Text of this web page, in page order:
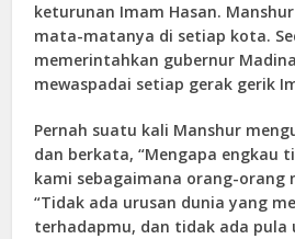
keturunan Imam Hasan.
mata-matanya di setiap kota.
memerintahkan gubernur
mewaspadai setiap gerak gerik
Pernah suatu kali Manshur
dan berkata, “Mengapa engkau
kami sebagaimana orang-orang
“Tidak ada urusan dunia yang
terhadapmu, dan tidak ada pula